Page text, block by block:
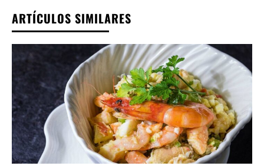
ARTÍCULOS SIMILARES